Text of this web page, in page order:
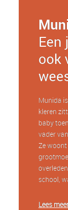
Een
ook
Munida
kleren
baby
vader
Ze
school,
Lees